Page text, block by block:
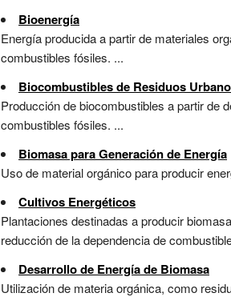
Bioenergía
Energía producida a partir de materiales
combustibles fósiles. ...
Biocombustibles de Residuos
Producción de biocombustibles a partir de
combustibles fósiles. ...
Biomasa para Generación de Energía
Uso de material orgánico para producir
Cultivos Energéticos
Plantaciones destinadas a producir
reducción de la dependencia de
Desarrollo de Energía de Biomasa
Utilización de materia orgánica, como